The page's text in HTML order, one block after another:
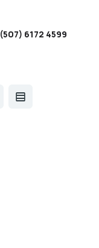
(507) 6172 4599